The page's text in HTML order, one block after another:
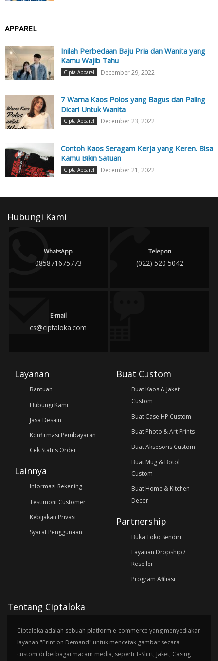
APPAREL
Inilah Perbedaan Baju Pria dan Wanita yang
Kamu Wajib Tahu
Cipta Apparel December 29, 2022
7 Warna Kaos Polos yang Bagus dan Paling
Dicari Untuk Wanita
Cipta Apparel December 23, 2022
Contoh Kaos Seragam Kerja yang Keren. Bisa
Kamu Bikin Satuan
Cipta Apparel December 21, 2022
Hubungi Kami
WhatsApp
085871675773
Telepon
(022) 520 5042
E-mail
cs@ciptaloka.com
Layanan
Bantuan
Hubungi Kami
Jasa Desain
Konfirmasi Pembayaran
Cek Status Order
Lainnya
Informasi Rekening
Testimoni Customer
Kebijakan Privasi
Syarat Penggunaan
Buat Custom
Buat Kaos & Jaket
Custom
Buat Case HP Custom
Buat Photo & Art Prints
Buat Aksesoris Custom
Buat Mug & Botol
Custom
Buat Home & Kitchen
Decor
Partnership
Buka Toko Sendiri
Layanan Dropship /
Reseller
Program Afiliasi
Tentang Ciptaloka
Ciptaloka adalah sebuah platform e-commerce yang menyediakan
layanan "Print on Demand" untuk mencetak gambar secara
custom di berbagai macam media, seperti T-Shirt, Jaket, Casing